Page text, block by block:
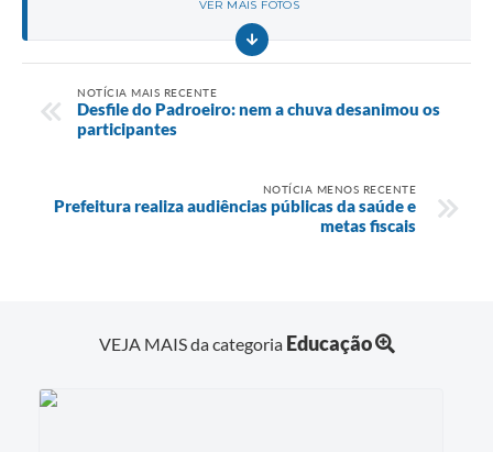
VER MAIS FOTOS
NOTÍCIA MAIS RECENTE
Desfile do Padroeiro: nem a chuva desanimou os
participantes
NOTÍCIA MENOS RECENTE
Prefeitura realiza audiências públicas da saúde e
metas fiscais
VEJA MAIS da categoria Educação